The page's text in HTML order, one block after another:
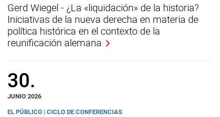
Gerd Wiegel - ¿La «liquidación» de la historia?
Iniciativas de la nueva derecha en materia de
política histórica en el contexto de la
reunificación alemana
30.
JUNIO 2026
EL PÚBLICO | CICLO DE CONFERENCIAS